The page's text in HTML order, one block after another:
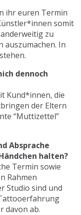
ihr euren Termin
somit
zu
auszumachen. In
dennoch
Kund*innen, die
der Eltern
“Muttizettel”
Absprache
halten?
Termin sowie
Rahmen
Studio sind und
davon ab.